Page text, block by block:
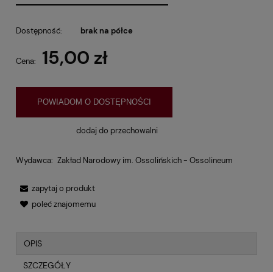
Dostępność: brak na półce
Cena: 15,00 zł
POWIADOM O DOSTĘPNOŚCI
dodaj do przechowalni
Wydawca: Zakład Narodowy im. Ossolińskich - Ossolineum
zapytaj o produkt
poleć znajomemu
OPIS
SZCZEGÓŁY